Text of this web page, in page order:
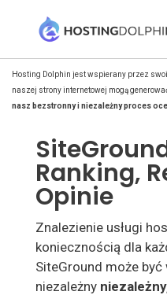
Hosting Dolphin jest wspierany przez
naszej strony internetowej mogą
nasz bezstronny i niezależny proces
Ranking,
Opinie
Znalezienie usługi
koniecznością dla
SiteGround może
niezależny